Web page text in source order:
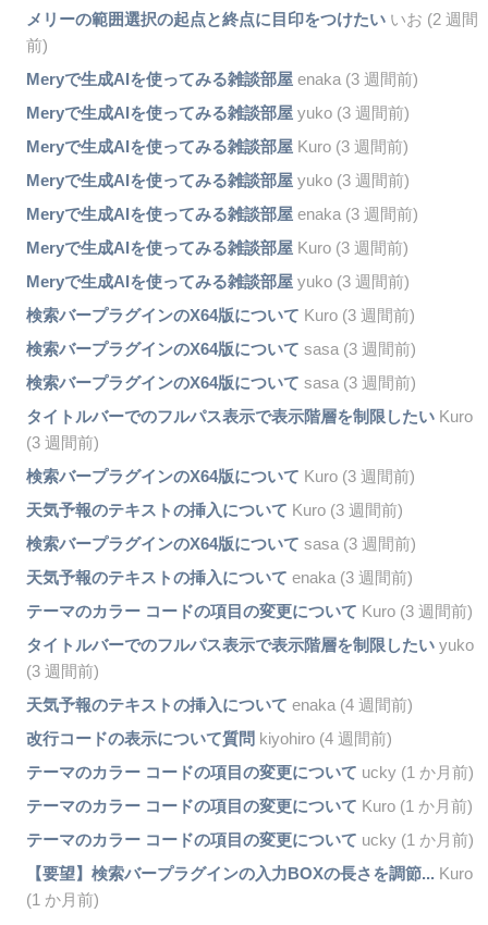
メリーの範囲選択の起点と終点に目印をつけたいいお (2 週間
前)
Meryで生成AIを使ってみる雑談部屋enaka (3 週間前)
Meryで生成AIを使ってみる雑談部屋yuko (3 週間前)
Meryで生成AIを使ってみる雑談部屋Kuro (3 週間前)
Meryで生成AIを使ってみる雑談部屋yuko (3 週間前)
Meryで生成AIを使ってみる雑談部屋enaka (3 週間前)
Meryで生成AIを使ってみる雑談部屋Kuro (3 週間前)
Meryで生成AIを使ってみる雑談部屋yuko (3 週間前)
検索バープラグインのX64版について Kuro (3 週間前)
検索バープラグインのX64版について sasa (3 週間前)
検索バープラグインのX64版について sasa (3 週間前)
タイトルバーでのフルパス表示で表示階層を制限したいKuro
(3 週間前)
検索バープラグインのX64版について Kuro (3 週間前)
天気予報のテキストの挿入について Kuro (3 週間前)
検索バープラグインのX64版について sasa (3 週間前)
天気予報のテキストの挿入について enaka (3 週間前)
テーマのカラー コードの項目の変更について Kuro (3 週間前)
タイトルバーでのフルパス表示で表示階層を制限したいyuko
(3 週間前)
天気予報のテキストの挿入について enaka (4 週間前)
改行コードの表示について質問 kiyohiro (4 週間前)
テーマのカラー コードの項目の変更について ucky (1 か月前)
テーマのカラー コードの項目の変更について Kuro (1 か月前)
テーマのカラー コードの項目の変更について ucky (1 か月前)
【要望】検索バープラグインの入力BOXの長さを調節... Kuro
(1 か月前)